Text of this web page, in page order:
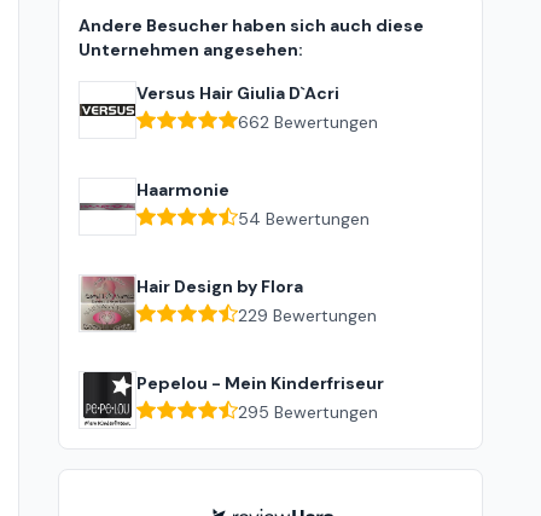
Andere Besucher haben sich auch diese
Unternehmen angesehen:
Versus Hair Giulia D`Acri
662 Bewertungen
Haarmonie
54 Bewertungen
Hair Design by Flora
229 Bewertungen
Pepelou - Mein Kinderfriseur
295 Bewertungen